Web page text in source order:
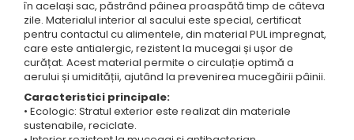
Brățară
Bijuterii oțel
Colier / Pandantiv
Cercei
Set bijuterii
Inel
Brățară de gleznă
în același sac, păstrând pâinea proaspătă timp de câteva
zile. Materialul interior al sacului este special, certificat
pentru contactul cu alimentele, din material PUL impregnat,
care este antialergic, rezistent la mucegai și ușor de
curățat. Acest material permite o circulație optimă a
aerului și umidității, ajutând la prevenirea mucegăirii pâinii.
Caracteristici principale:
• Ecologic: Stratul exterior este realizat din materiale
sustenabile, reciclate.